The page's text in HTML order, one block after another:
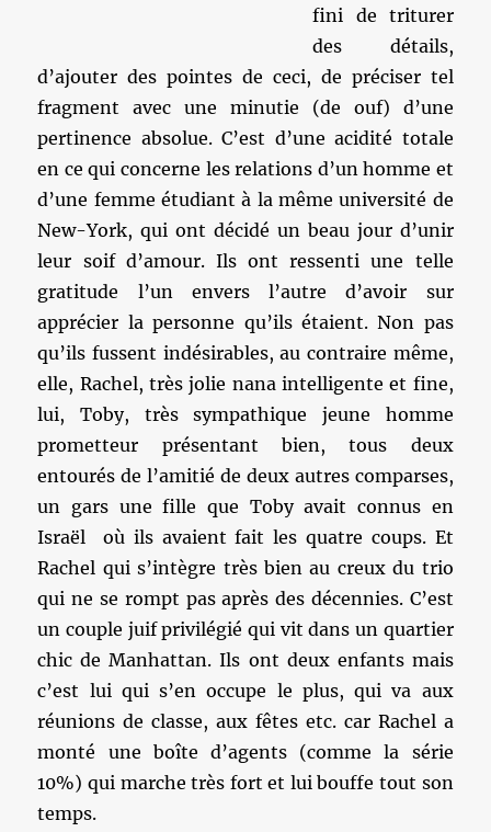
fini de triturer
des détails,
d’ajouter des pointes de ceci, de préciser tel
fragment avec une minutie (de ouf) d’une
pertinence absolue. C’est d’une acidité totale
en ce qui concerne les relations d’un homme et
d’une femme étudiant à la même université de
New-York, qui ont décidé un beau jour d’unir
leur soif d’amour. Ils ont ressenti une telle
gratitude l’un envers l’autre d’avoir sur
apprécier la personne qu’ils étaient. Non pas
qu’ils fussent indésirables, au contraire même,
elle, Rachel, très jolie nana intelligente et fine,
lui, Toby, très sympathique jeune homme
prometteur présentant bien, tous deux
entourés de l’amitié de deux autres comparses,
un gars une fille que Toby avait connus en
Israël où ils avaient fait les quatre coups. Et
Rachel qui s’intègre très bien au creux du trio
qui ne se rompt pas après des décennies. C’est
un couple juif privilégié qui vit dans un quartier
chic de Manhattan. Ils ont deux enfants mais
c’est lui qui s’en occupe le plus, qui va aux
réunions de classe, aux fêtes etc. car Rachel a
monté une boîte d’agents (comme la série
10%) qui marche très fort et lui bouffe tout son
temps.